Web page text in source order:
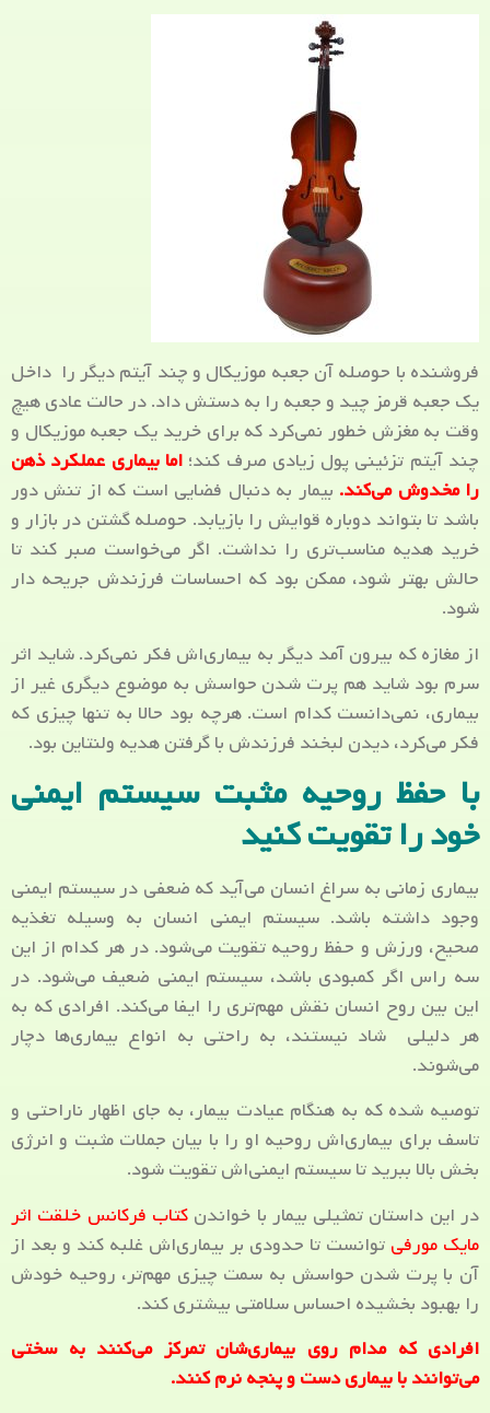
فروشنده با حوصله آن جعبه موزیکال و چند آیتم دیگر را داخل
یک جعبه قرمز چید و جعبه را به دستش داد. در حالت عادی هیچ
وقت به مغزش خطور نمی‌کرد که برای خرید یک جعبه موزیکال و
چند آیتم تزئینی پول زیادی صرف کند؛اما بیماری عملکرد ذهن
را مخدوش می‌کند. بیمار به دنبال فضایی است که از تنش دور
باشد تا بتواند دوباره قوایش را بازیابد. حوصله گشتن در بازار و
خرید هدیه مناسب‌تری را نداشت. اگر می‌خواست صبر کند تا
حالش بهتر شود، ممکن بود که احساسات فرزندش جریحه دار
شود.
از مغازه که بیرون آمد دیگر به بیماری‌اش فکر نمی‌کرد. شاید اثر
سرم بود شاید هم پرت شدن حواسش به موضوع دیگری غیر از
بیماری، نمی‌دانست کدام است. هرچه بود حالا به تنها چیزی که
فکر می‌کرد، دیدن لبخند فرزندش با گرفتن هدیه ولنتاین بود.
با حفظ روحیه مثبت سیستم ایمنی
خود را تقویت کنید
بیماری زمانی به سراغ انسان می‌آید که ضعفی در سیستم ایمنی
وجود داشته باشد. سیستم ایمنی انسان به وسیله تغذیه
صحیح، ورزش و حفظ روحیه تقویت می‌شود. در هر کدام از این
سه راس اگر کمبودی باشد، سیستم ایمنی ضعیف می‌شود. در
این بین روح انسان نقش مهم‌تری را ایفا می‌کند. افرادی که به
هر دلیلی شاد نیستند، به راحتی به انواع بیماری‌‌ها دچار
می‌شوند.
توصیه شده که به هنگام عیادت بیمار، به جای اظهار ناراحتی و
تاسف برای بیماری‌اش روحیه او را با بیان جملات مثبت و انرژی
بخش بالا ببرید تا سیستم ایمنی‌اش تقویت شود.
در این داستان تمثیلی بیمار با خواندنکتاب فرکانس خلقت اثر
مایک مورفی توانست تا حدودی بر بیماری‌اش غلبه کند و بعد از
آن با پرت شدن حواسش به سمت چیزی مهم‌تر، روحیه خودش
را بهبود بخشیده احساس سلامتی بیشتری کند.
افرادی که مدام روی بیماری‌شان تمرکز می‌کنند به سختی
می‌توانند با بیماری دست و پنجه نرم کنند.